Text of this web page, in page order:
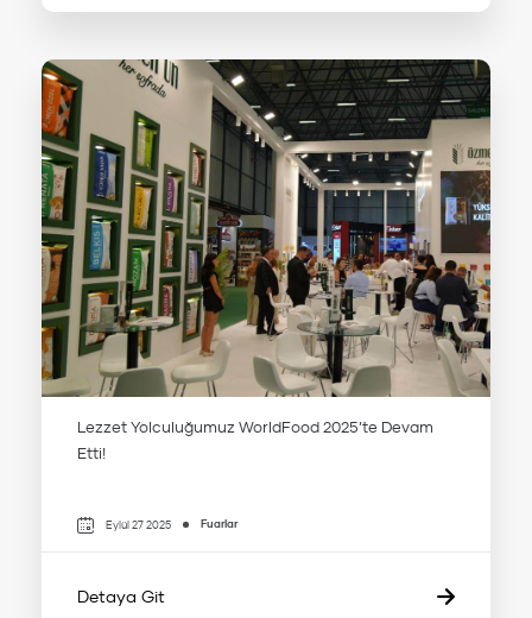
Lezzet Yolculuğumuz WorldFood 2025’te Devam
Etti!
Eylül 27 2025 Fuarlar
Detaya Git